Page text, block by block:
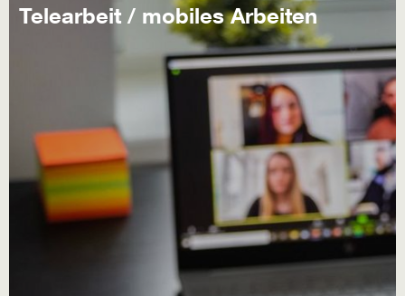
Telearbeit / mobiles Arbeiten